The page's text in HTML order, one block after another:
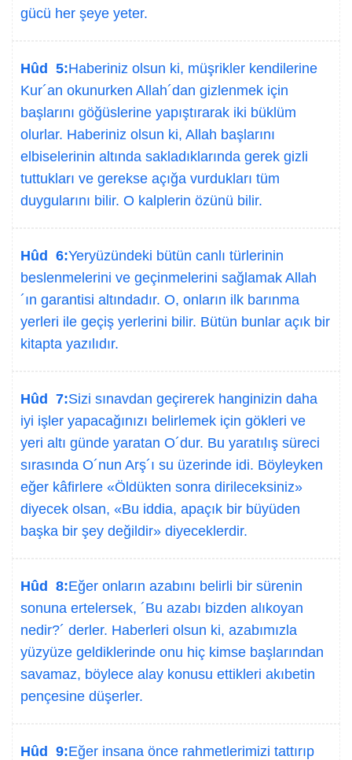
gücü her şeye yeter.
Hûd 5:Haberiniz olsun ki, müşrikler kendilerine
Kur´an okunurken Allah´dan gizlenmek için
başlarını göğüslerine yapıştırarak iki büklüm
olurlar. Haberiniz olsun ki, Allah başlarını
elbiselerinin altında sakladıklarında gerek gizli
tuttukları ve gerekse açığa vurdukları tüm
duygularını bilir. O kalplerin özünü bilir.
Hûd 6:Yeryüzündeki bütün canlı türlerinin
beslenmelerini ve geçinmelerini sağlamak Allah
´ın garantisi altındadır. O, onların ilk barınma
yerleri ile geçiş yerlerini bilir. Bütün bunlar açık bir
kitapta yazılıdır.
Hûd 7:Sizi sınavdan geçirerek hanginizin daha
iyi işler yapacağınızı belirlemek için gökleri ve
yeri altı günde yaratan O´dur. Bu yaratılış süreci
sırasında O´nun Arş´ı su üzerinde idi. Böyleyken
eğer kâfirlere «Öldükten sonra dirileceksiniz»
diyecek olsan, «Bu iddia, apaçık bir büyüden
başka bir şey değildir» diyeceklerdir.
Hûd 8:Eğer onların azabını belirli bir sürenin
sonuna ertelersek, ´Bu azabı bizden alıkoyan
nedir?´ derler. Haberleri olsun ki, azabımızla
yüzyüze geldiklerinde onu hiç kimse başlarından
savamaz, böylece alay konusu ettikleri akıbetin
pençesine düşerler.
Hûd 9:Eğer insana önce rahmetlerimizi tattırıp